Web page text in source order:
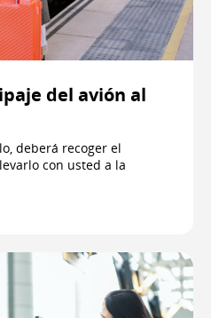
del avión al
deberá recoger el
con usted a la